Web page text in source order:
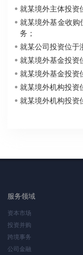
就某境外主体投资
就某境外基金收购
务；
就某公司投资位于
就某境外基金投资
就某境外基金投资
就某境外机构投资
就某境外机构投资
服务领域
资本市场
投资并购
跨境事务
公司金融